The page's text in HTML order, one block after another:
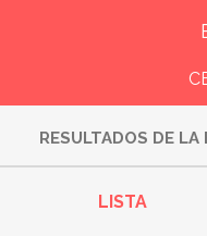
RESULTADOS DE LA
LISTA